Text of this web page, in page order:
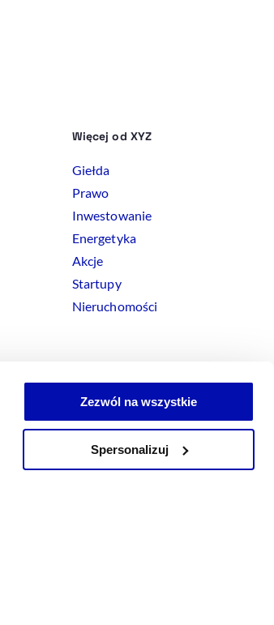
Zezwól na wszystkie
Spersonalizuj
Więcej od XYZ
Giełda
Prawo
Inwestowanie
Energetyka
Akcje
Startupy
Nieruchomości
x LinkedinFacebookInstagramYoutube